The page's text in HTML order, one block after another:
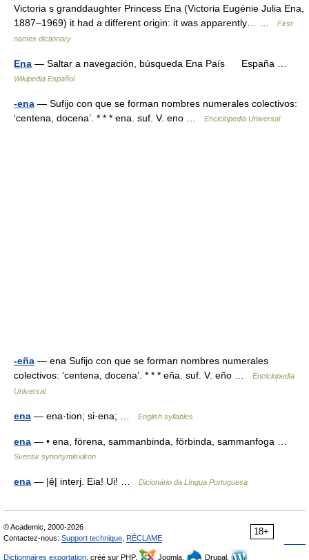
Victoria s granddaughter Princess Ena (Victoria Eugénie Julia Ena,
1887–1969) it had a different origin: it was apparently… …
First
names dictionary
Ena — Saltar a navegación, búsqueda Ena País España …
Wikipedia Español
-ena — Sufijo con que se forman nombres numerales colectivos:
‘centena, docena’. * * * ena. suf. V. eno …
Enciclopedia Universal
-eña — ena Sufijo con que se forman nombres numerales
colectivos: ‘centena, docena’. * * * eña. suf. V. eño …
Enciclopedia
Universal
ena — ena·tion; si·ena; … English syllables
ena — • ena, förena, sammanbinda, förbinda, sammanfoga …
Svensk synonymlexikon
ena — |ê| interj. Eia! Ui! … Dicionário da Língua Portuguesa
18+
© Academic, 2000-2026
Contactez-nous: Support technique RÉCLAME
Dictionnaires exportation , créé sur PHP, Joomla, Drupal,